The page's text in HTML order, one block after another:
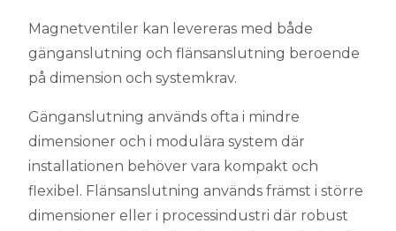
Magnetventiler kan levereras med både
gänganslutning och flänsanslutning beroende
på dimension och systemkrav.
Gänganslutning används ofta i mindre
dimensioner och i modulära system där
installationen behöver vara kompakt och
flexibel. Flänsanslutning används främst i större
dimensioner eller i processindustri där robust